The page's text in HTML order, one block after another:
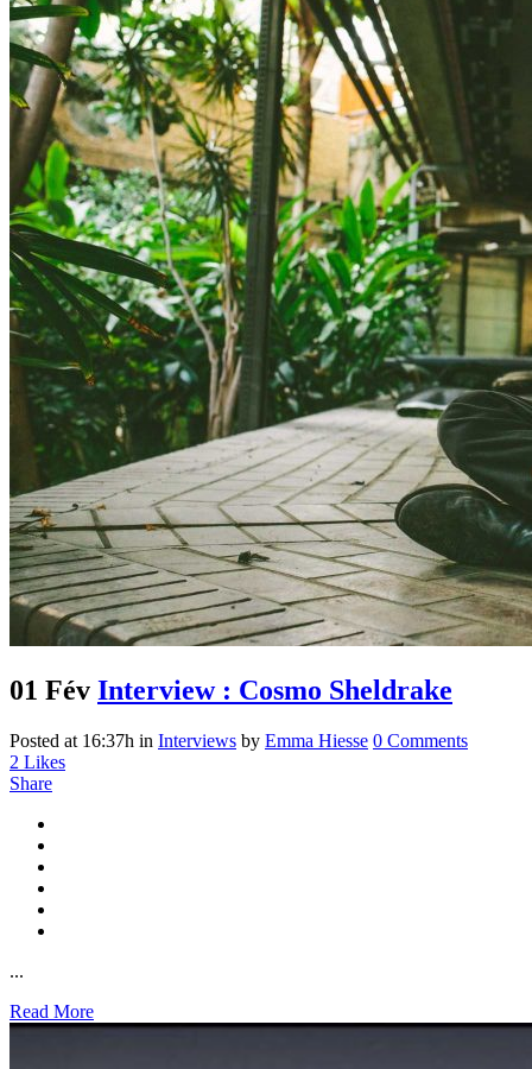
01 Fév Interview : Cosmo Sheldrake
Posted at 16:37h in Interviews by Emma Hiesse 0 Comments
2 Likes
Share
...
Read More